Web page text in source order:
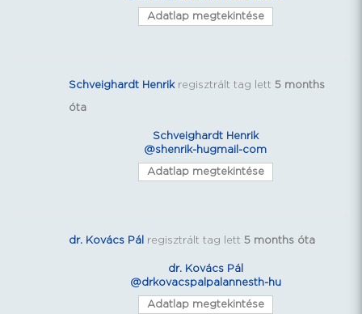
Adatlap megtekintése
Schveighardt Henrikregisztrált tag lett 5 months
óta
Schveighardt Henrik
@shenrik-hugmail-com
Adatlap megtekintése
dr. Kovács Pál regisztrált tag lett 5 months óta
dr. Kovács Pál
@drkovacspalpalannesth-hu
Adatlap megtekintése